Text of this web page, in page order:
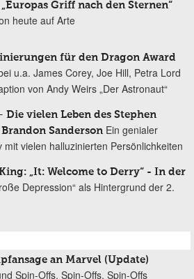
Griff nach den Sternen“
heute auf Arte
für den Dragon Award
u.a. James Corey, Joe Hill, Petra Lord
von Andy Weirs „Der Astronaut“
Die vielen Leben des Stephen
Brandon Sanderson Ein genialer
mit vielen halluzinierten Persönlichkeiten
„It: Welcome to Derry“ - In der
Depression“ als Hintergrund der 2.
an Marvel (Update)
Spin-Offs, Spin-Offs, Spin-Offs